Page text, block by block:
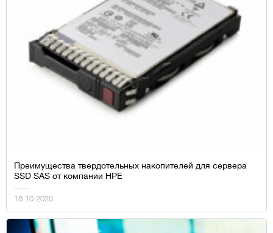
Преимущества твердотельных накопителей для сервера
SSD SAS от компании HPE
18.10.2020